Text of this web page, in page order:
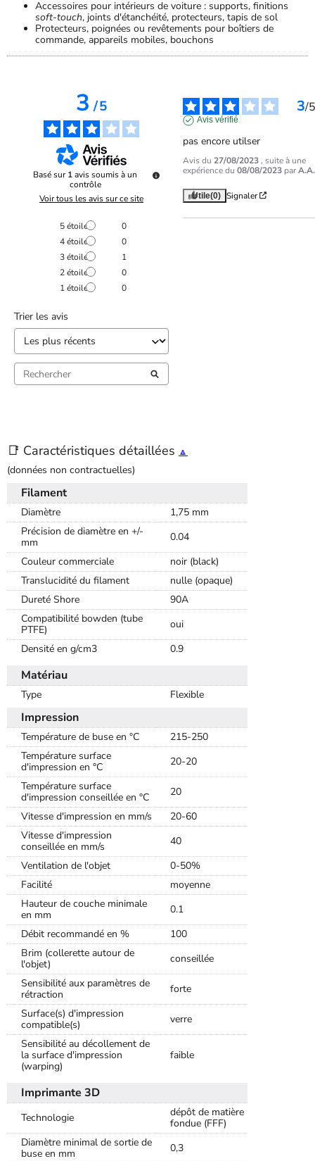
Accessoires pour intérieurs de voiture : supports, finitions
soft-touch, joints d'étanchéité, protecteurs, tapis de sol
Protecteurs, poignées ou revêtements pour boîtiers de
commande, appareils mobiles, bouchons
3/5
Basé sur1avis soumis à un
contrôle
Voir tous les avis sur ce site
5étoiles
0
4étoiles
0
3étoiles
1
2étoiles
0
1étoile 0
Trier les avis
3/5
Avis vérifié
pas encore utilser
Avis du 27/08/2023 , suite à une
expérience du 08/08/2023 parA.A.
Utile(0) Signaler
📑 Caractéristiques détaillées 🔼
(données non contractuelles)
Filament
Diamètre
1,75 mm
Précision de diamètre en +/-
mm
0.04
Couleur commerciale
noir (black)
Translucidité du filament
nulle (opaque)
Dureté Shore
90A
Compatibilité bowden (tube
PTFE)
oui
Densité en g/cm3
0.9
Matériau
Type Flexible
Impression
Température de buse en °C
215-250
Température surface
d'impression en °C
20-20
Température surface
d'impression conseillée en °C
20
Vitesse d'impression en mm/s
20-60
Vitesse d'impression
conseillée en mm/s
40
Ventilation de l'objet
0-50%
Facilité
moyenne
Hauteur de couche minimale
en mm
0.1
Débit recommandé en %
100
Brim (collerette autour de
l'objet)
conseillée
Sensibilité aux paramètres de
rétraction
forte
Surface(s) d'impression
compatible(s)
verre
Sensibilité au décollement de
la surface d'impression
(warping)
faible
Imprimante 3D
Technologie
dépôt de matière
fondue (FFF)
Diamètre minimal de sortie de
buse en mm
0,3